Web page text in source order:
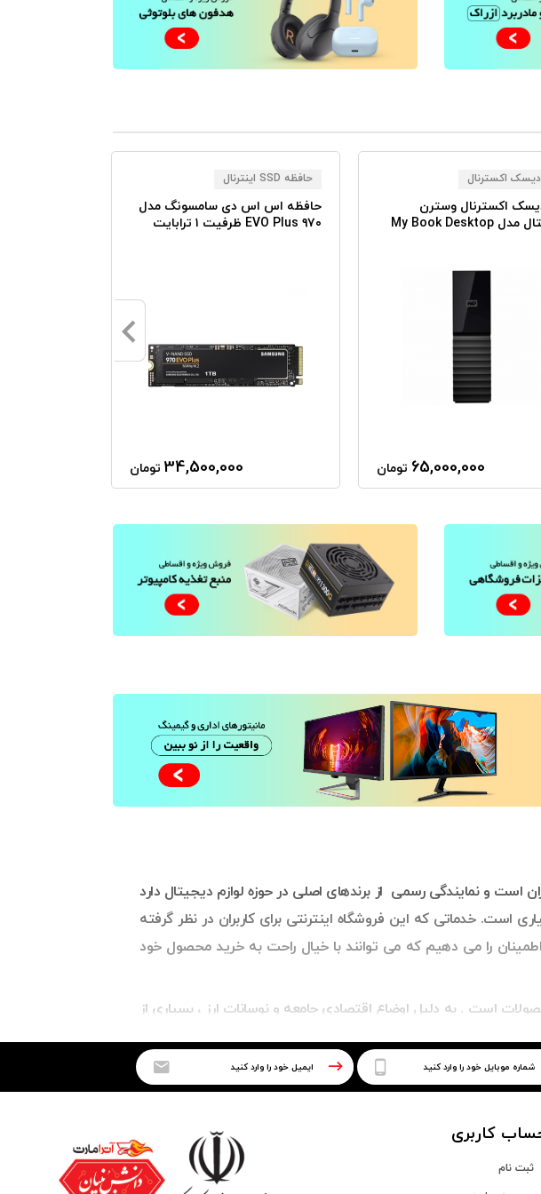
اکسترنال
اکسترنال وسترن
دیجیتال مدل My Book Desktop
65,000,000 تومان
حافظه SSD اینترنال
حافظه اس اس دی سامسونگ مدل
۹۷۰ EVO Plus ظرفیت ۱ ترابایت
34,500,000 تومان
است و نمایندگی رسمی از برندهای اصلی در حوزه لوازم دیجیتال دارد
است. خدماتی که این فروشگاه اینترنتی برای کاربران در نظر گرفته
را می دهیم که می توانند با خیال راحت به خرید محصول خود
است . به دلیل اوضاع اقتصادی جامعه و نوسانات ارز ، بسیاری از
اسمبل شده ساعت هوشمند کاربری
ثبت نام